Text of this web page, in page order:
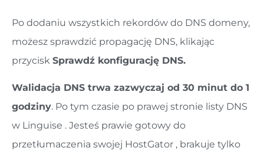
Po dodaniu wszystkich rekordów do DNS domeny,
możesz sprawdzić propagację DNS, klikając
przycisk Sprawdź konfigurację DNS.
Walidacja DNS trwa zazwyczaj od 30 minut do 1
godziny. Po tym czasie po prawej stronie listy DNS
w Linguise . Jesteś prawie gotowy do
przetłumaczenia swojej HostGator , brakuje tylko